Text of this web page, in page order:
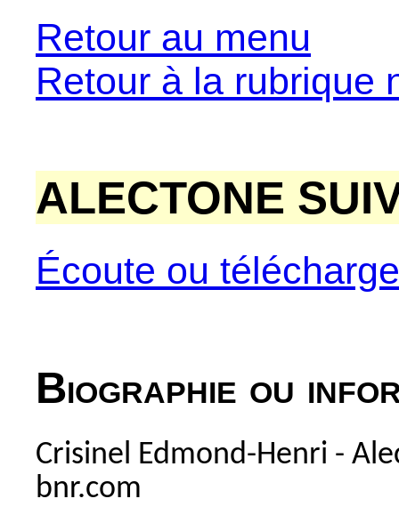
Retour au menu
Retour à la rubrique
ALECTONE
Écoute ou
Biographie ou
Crisinel Edmond-Henri -
bnr.com